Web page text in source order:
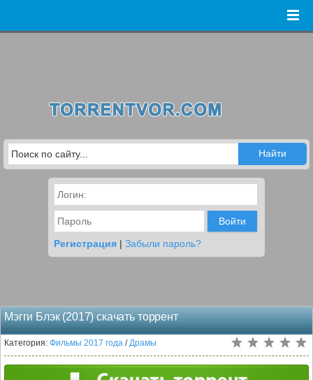
Войти
Регистрация | Забыли пароль?
Мэгги Блэк (2017) скачать торрент
Категория: Фильмы 2017 года /Драмы